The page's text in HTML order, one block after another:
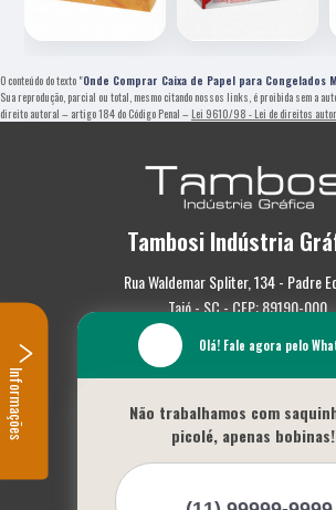
O conteúdo do texto "Onde Comprar Caixa de Papel para Congelados
Sua reprodução, parcial ou total, mesmo citando nossos links, é proibida sem a
direito autoral – artigo 184 do Código Penal – Lei 9610/98 - Lei de direitos
Tambosi Indústria
Rua Waldemar Spliter, 134 - Padre
Taió - SC - CEP: 89190-000
(47) 3562-0587
Empresa
Missão
Serviços
Olá! Fale agora pelo
Não trabalhamos com
picolé, apenas bobinas!
Informações